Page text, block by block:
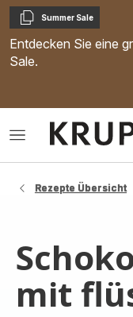
Kopieren
Summer Sale
Entdecken Sie eine
Sale.
Das
Rezepte Übersicht
mit